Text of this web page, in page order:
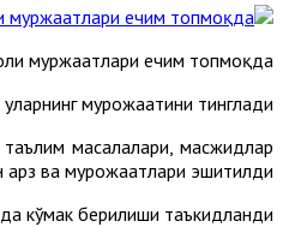
муржаатлари ечим топмоқда
мурожаатини тинглади.
масалалари, масжидлар
ва мурожаатлари эшитилди.
кўмак берилиши таъкидланди.